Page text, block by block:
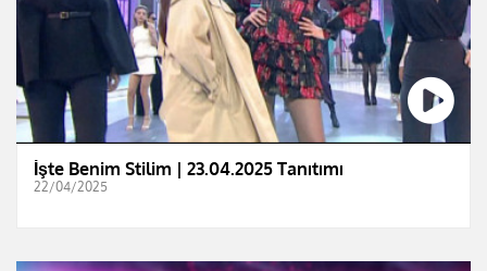
İşte Benim Stilim | 23.04.2025 Tanıtımı
22/04/2025